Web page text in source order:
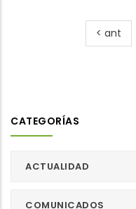
< ant
CATEGORÍAS
ACTUALIDAD
COMUNICADOS